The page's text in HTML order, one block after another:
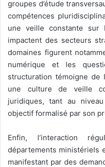
groupes d’étude
compétences
une veille constante sur
impactent des secteurs
domaines figurent
numérique et les
structuration témoigne de
une culture de veille
juridiques, tant au
objectif formalisé par son
Enfin, l’interaction
départements ministériels
manifestant par des